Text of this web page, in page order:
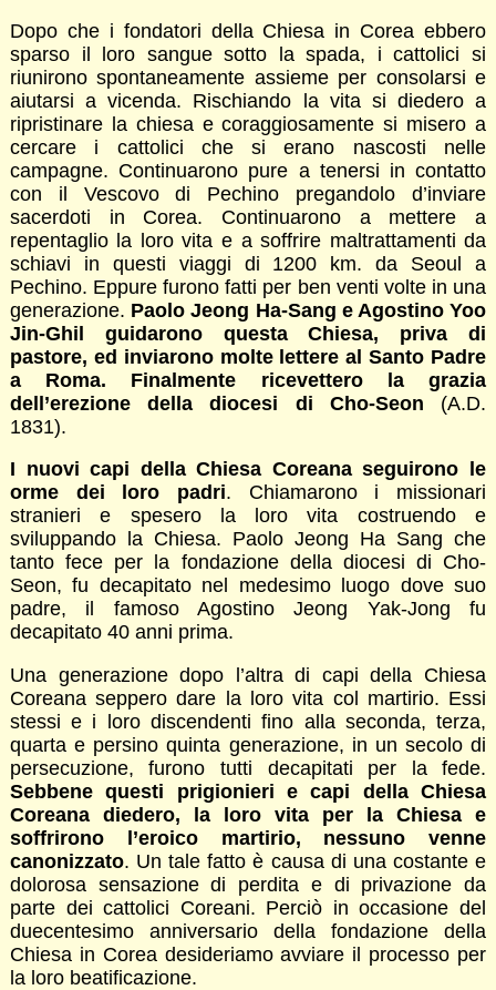
Dopo che i fondatori della Chiesa in Corea ebbero
sparso il loro sangue sotto la spada, i cattolici si
riunirono spontaneamente assieme per consolarsi e
aiutarsi a vicenda. Rischiando la vita si diedero a
ripristinare la chiesa e coraggiosamente si misero a
cercare i cattolici che si erano nascosti nelle
campagne. Continuarono pure a tenersi in contatto
con il Vescovo di Pechino pregandolo d’inviare
sacerdoti in Corea. Continuarono a mettere a
repentaglio la loro vita e a soffrire maltrattamenti da
schiavi in questi viaggi di 1200 km. da Seoul a
Pechino. Eppure furono fatti per ben venti volte in una
generazione. Paolo Jeong Ha-Sang e Agostino Yoo
Jin-Ghil guidarono questa Chiesa, priva di
pastore, ed inviarono molte lettere al Santo Padre
a Roma. Finalmente ricevettero la grazia
dell’erezione della diocesi di Cho-Seon (A.D.
1831).
I nuovi capi della Chiesa Coreana seguirono le
orme dei loro padri. Chiamarono i missionari
stranieri e spesero la loro vita costruendo e
sviluppando la Chiesa. Paolo Jeong Ha Sang che
tanto fece per la fondazione della diocesi di Cho-
Seon, fu decapitato nel medesimo luogo dove suo
padre, il famoso Agostino Jeong Yak-Jong fu
decapitato 40 anni prima.
Una generazione dopo l’altra di capi della Chiesa
Coreana seppero dare la loro vita col martirio. Essi
stessi e i loro discendenti fino alla seconda, terza,
quarta e persino quinta generazione, in un secolo di
persecuzione, furono tutti decapitati per la fede.
Sebbene questi prigionieri e capi della Chiesa
Coreana diedero, la loro vita per la Chiesa e
soffrirono l’eroico martirio, nessuno venne
canonizzato. Un tale fatto è causa di una costante e
dolorosa sensazione di perdita e di privazione da
parte dei cattolici Coreani. Perciò in occasione del
duecentesimo anniversario della fondazione della
Chiesa in Corea desideriamo avviare il processo per
la loro beatificazione.